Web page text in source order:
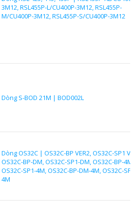
3M12, RSL455P-L/CU400P-3M12, RSL455P-
M/CU400P-3M12, RSL455P-S/CU400P-3M12
Dòng S-BOD 21M | BOD002L
Dòng OS32C | OS32C-BP VER2, OS32C-SP1
OS32C-BP-DM, OS32C-SP1-DM, OS32C-BP-4M,
OS32C-SP1-4M, OS32C-BP-DM-4M, OS32C-
4M